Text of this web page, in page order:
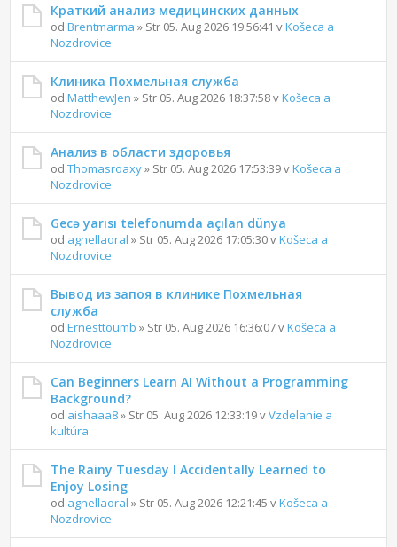
Краткий анализ медицинских данных
odBrentmarma » Str 05. Aug 2026 19:56:41 vKošeca a
Nozdrovice
Клиника Похмельная служба
odMatthewJen » Str 05. Aug 2026 18:37:58 vKošeca a
Nozdrovice
Анализ в области здоровья
odThomasroaxy» Str 05. Aug 2026 17:53:39 vKošeca a
Nozdrovice
Gecə yarısı telefonumda açılan dünya
od agnellaoral » Str 05. Aug 2026 17:05:30 vKošeca a
Nozdrovice
Вывод из запоя в клинике Похмельная
служба
odErnesttoumb » Str 05. Aug 2026 16:36:07 vKošeca a
Nozdrovice
Can Beginners Learn AI Without a Programming
Background?
od aishaaa8» Str 05. Aug 2026 12:33:19 vVzdelanie a
kultúra
The Rainy Tuesday I Accidentally Learned to
Enjoy Losing
od agnellaoral » Str 05. Aug 2026 12:21:45 vKošeca a
Nozdrovice